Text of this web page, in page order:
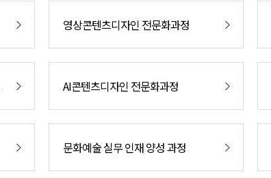
영상콘텐츠디자인 전문화과정
AI콘텐츠디자인 전문화과정
문화예술 실무 인재 양성 과정